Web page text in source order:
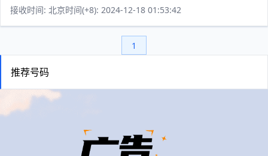
接收时间: 北京时间(+8): 2024-12-18 01:53:42
1
推荐号码